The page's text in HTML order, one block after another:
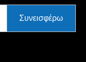
Συνεισφέρω